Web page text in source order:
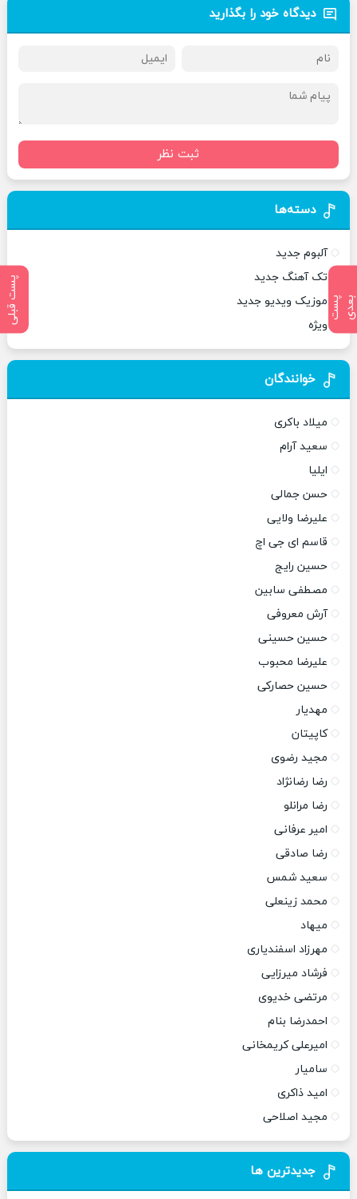
پ
س
ت
ب
ع
د ی پست قبلی
دیدگاه خود را بگذارید
ثبت نظر
دسته‌ها
آلبوم جدید
تک آهنگ جدید
موزیک ویدیو جدید
ویژه
خوانندگان
میلاد باکری
سعید آرام
ایلیا
حسن جمالی
علیرضا ولایی
قاسم ای جی اچ
حسین رایج
مصطفی سابین
آرش معروفی
حسین حسینی
علیرضا محبوب
حسین حصارکی
مهدیار
کاپیتان
مجید رضوی
رضا رضانژاد
رضا مرانلو
امیر عرفانی
رضا صادقی
سعید شمس
محمد زینعلی
میهاد
مهرزاد اسفندیاری
فرشاد میرزایی
مرتضی خدیوی
احمدرضا بنام
امیرعلی کریمخانی
سامیار
امید ذاکری
مجید اصلاحی
جدیدترین ها